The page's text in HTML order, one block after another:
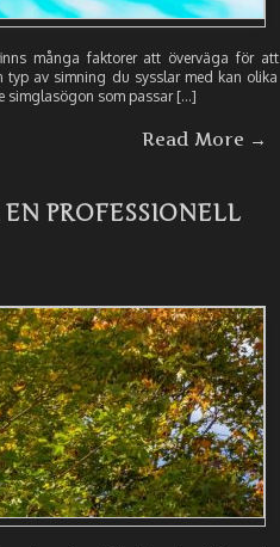
många faktorer att överväga för att
typ av simning du sysslar med kan olika
simglasögon som passar […]
Read More →
PROFESSIONELL